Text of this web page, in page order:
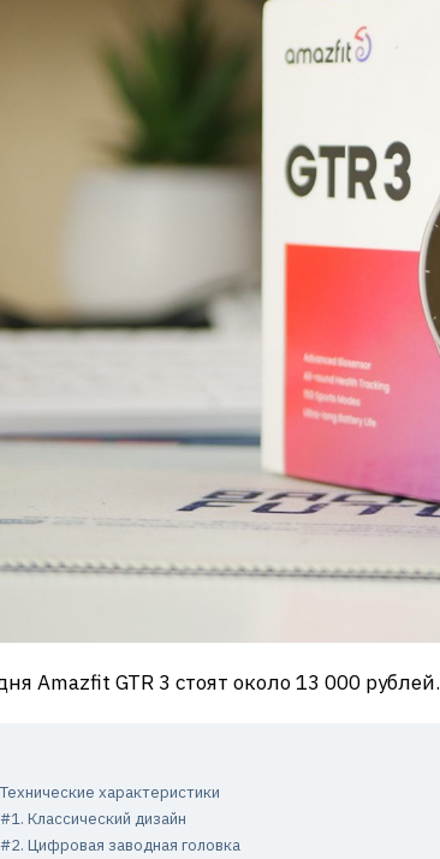
Amazfit GTR 3 стоят около 13 000 рублей.
Технические характеристики
#1. Классический дизайн
#2. Цифровая заводная головка